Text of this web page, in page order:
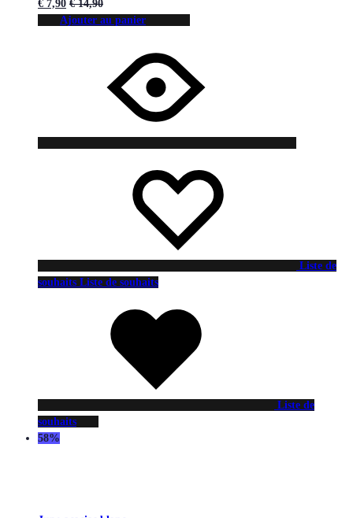
€ 7,90 €14,90
Ajouter au panier
Liste de
souhaits Liste de souhaits
Liste de
souhaits
58%